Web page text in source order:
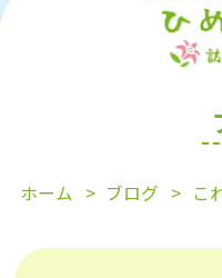
ホーム ブログ こ